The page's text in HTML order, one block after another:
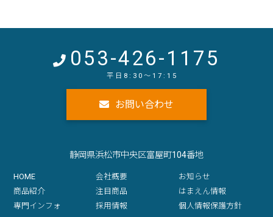
静岡県浜松市中央区富屋町104番地
053-426-1175
お問い合わせ
HOME 会社概要
お知らせ
商品紹介
注目商品
はまえん情報
専門インフォ
採用情報 個人情報保護方針